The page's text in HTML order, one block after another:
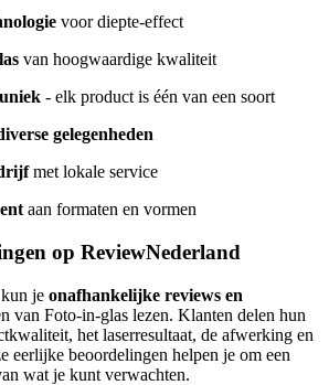
voor diepte-effect
van hoogwaardige kwaliteit
- elk product is één van een soort
gelegenheden
met lokale service
aan formaten en vormen
op ReviewNederland
je onafhankelijke reviews en
van Foto-in-glas lezen. Klanten delen hun
het laserresultaat, de afwerking en
eerlijke beoordelingen helpen je om een
wat je kunt verwachten.